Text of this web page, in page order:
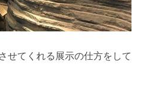
せてくれる展示の仕方をして